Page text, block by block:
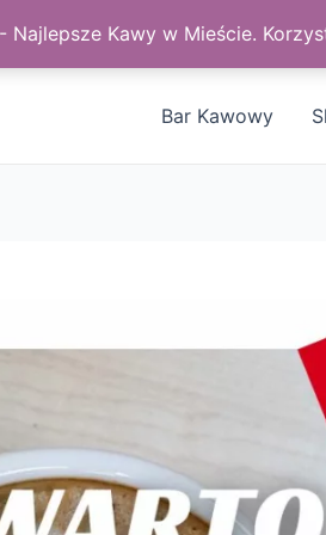
Kawy w Mieście.
Bar Kawowy